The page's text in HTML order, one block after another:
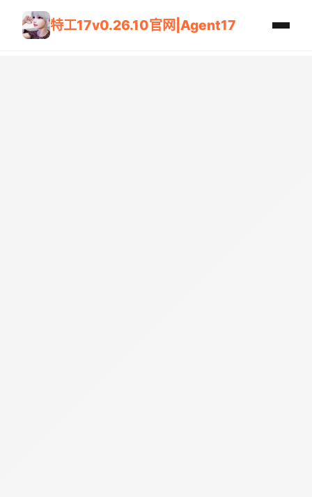
特工17v0.26.10官网|Agent17